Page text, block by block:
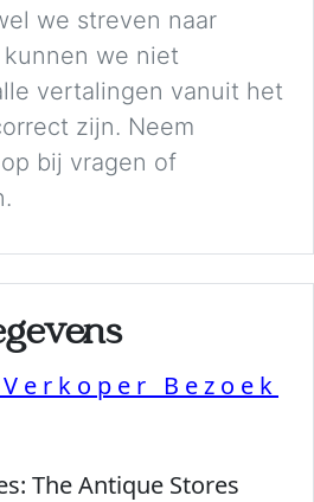
we streven naar
we niet
vertalingen vanuit het
zijn. Neem
bij vragen of
Bezoek
The Antique Stores